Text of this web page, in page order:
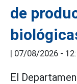
de
| 07/08/2026 -
El